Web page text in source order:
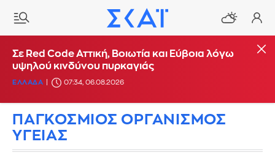
Σε Red Code Αττική, Βοιωτία και Εύβοια λόγω
υψηλού κινδύνου πυρκαγιάς
ΕΛΛΑΔΑ 07:34, 06.08.2026
ΠΑΓΚΟΣΜΙΟΣ ΟΡΓΑΝΙΣΜΟΣ
ΥΓΕΙΑΣ